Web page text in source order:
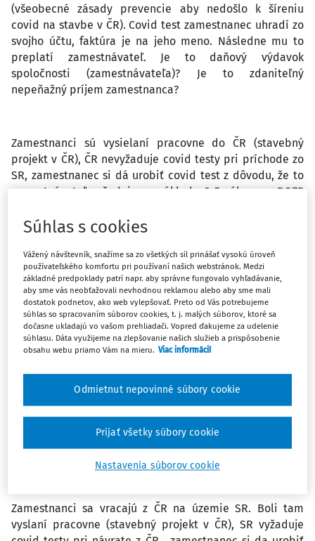
(všeobecné zásady prevencie aby nedošlo k šíreniu
covid na stavbe v ČR). Covid test zamestnanec uhradí zo
svojho účtu, faktúra je na jeho meno. Následne mu to
preplatí zamestnávateľ. Je to daňový výdavok
spoločnosti (zamestnávateľa)? Je to zdaniteľný
nepeňažný príjem zamestnanca?
Zamestnanci sú vysielaní pracovne do ČR (stavebný
projekt v ČR), ČR nevyžaduje covid testy pri príchode zo
SR, zamestnanec si dá urobiť covid test z dôvodu, že to
zamestnávateľ vyžaduje na základe § 5 zákona o BOZP
covid na stavbe v CR). Covid test uhradi zamestnávateľ
zamestnávateľa. Je to daňový výdavok spoločnosti
(zamestnávateľa)? Je to zdaniteľný nepeňažný príjem
zamestnanca?
Zamestnanci sa vracajú z ČR na územie SR. Boli tam
vyslaní pracovne (stavebný projekt v ČR), SR vyžaduje
covid testy pri návrate z ČR, zamestnanec si da urobiť
covid test. Covid test zamestnanec uhradí zo svojho účtu,
faktúra je na jeho meno. Následne mu to preplatí
(zamestnávateľa)? Je to zdaniteľný nepeňažný príjem
Zamestnanci sa vracajú z ČR na územie SR. Boli tam
vyslaní pracovne (stavebný projekt v ČR), SR vyžaduje
Súhlas s cookies
Vážený návštevník, snažíme sa zo všetkých síl prinášať vysokú úroveň
používateľského komfortu pri používaní našich webstránok. Medzi
základné predpoklady patrí napr. aby správne fungovalo vyhľadávanie,
aby sme vás neobťažovali nevhodnou reklamou alebo aby sme mali
dostatok podnetov, ako web vylepšovať. Preto od Vás potrebujeme
súhlas so spracovaním súborov cookies, t. j. malých súborov, ktoré sa
dočasne ukladajú vo vašom prehliadači. Vopred ďakujeme za udelenie
súhlasu. Dáta využijeme na zlepšovanie našich služieb a prispôsobenie
obsahu webu priamo Vám na mieru. Viac informácií
Nastavenia súborov cookie
Odmietnut nepovinné súbory cookie
Prijať všetky súbory cookie